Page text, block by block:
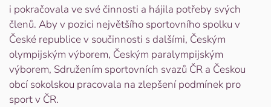
i pokračovala ve své činnosti a hájila potřeby svých
členů. Aby v pozici největšího sportovního spolku v
České republice v součinnosti s dalšími, Českým
olympijským výborem, Českým paralympijským
výborem, Sdružením sportovních svazů ČR a Českou
obcí sokolskou pracovala na zlepšení podmínek pro
sport v ČR.